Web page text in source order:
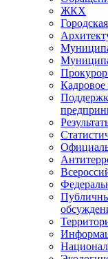
ЖКХ
Прокурор
Кадровое